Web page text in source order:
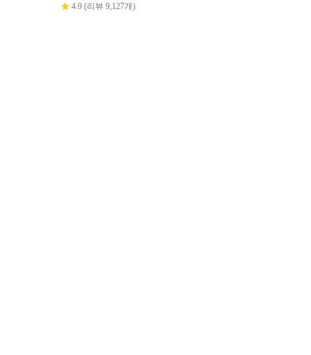
4.9 (리뷰 9,127개)